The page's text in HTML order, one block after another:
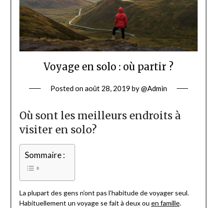
Voyage en solo : où partir ?
Posted onaoût 28, 2019 by@Admin
Où sont les meilleurs endroits à
visiter en solo?
Sommaire :
La plupart des gens n’ont pas l’habitude de voyager seul.
Habituellement un voyage se fait à deux ou en famille.